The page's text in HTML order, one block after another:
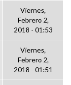
Viernes,
Febrero 2,
2018 - 01:53
Viernes,
Febrero 2,
2018 - 01:51